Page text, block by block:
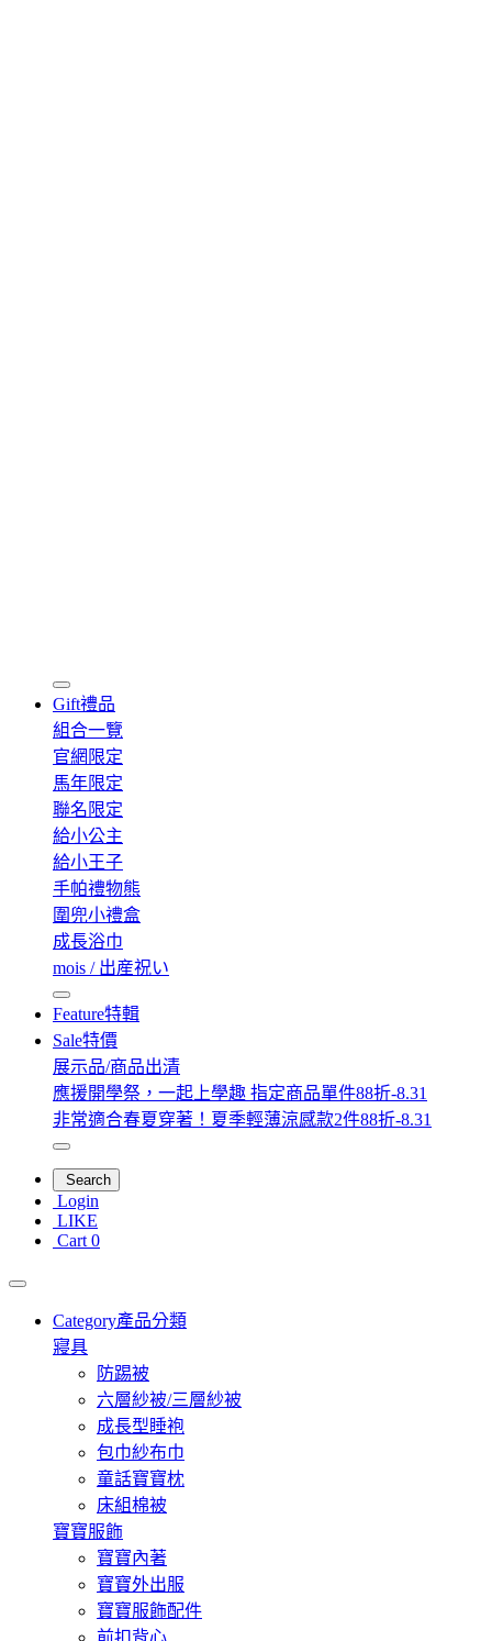
Gift禮品
組合一覽
官網限定
馬年限定
聯名限定
給小公主
給小王子
手帕禮物熊
圍兜小禮盒
成長浴巾
mois / 出産祝い
Feature特輯
Sale特價
展示品/商品出清
應援開學祭，一起上學趣 指定商品單件88折-8.31
非常適合春夏穿著！夏季輕薄涼感款2件88折-8.31
Search
Login
LIKE
Cart 0
Category產品分類
寢具
防踢被
六層紗被/三層紗被
成長型睡袍
包巾紗布巾
童話寶寶枕
床組棉被
寶寶服飾
寶寶內著
寶寶外出服
寶寶服飾配件
前扣背心